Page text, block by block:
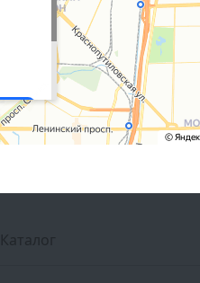
Каталог